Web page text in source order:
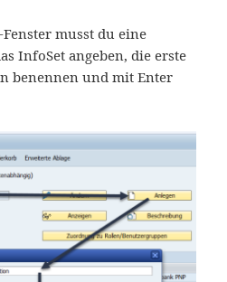
musst du eine
InfoSet angeben, die erste
benennen und mit Enter